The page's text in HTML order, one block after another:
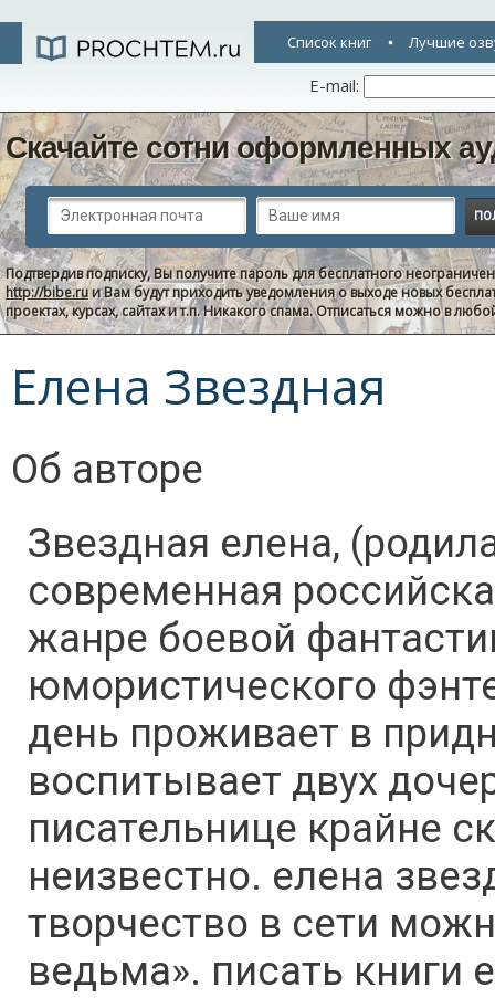
Список книг Лучшие
E-mail:
Скачайте сотни оформленных
Подтвердив подписку, Вы получите пароль для бесплатного
http://bibe.ruи Вам будут приходить уведомления о выходе новых
проектах, курсах, сайтах и т.п. Никакого спама. Отписаться можно в
Елена Звездная
Об авторе
Звездная елена,
современная
жанре боевой
юмористического
день проживает в
воспитывает двух
писательнице крайне
неизвестно. елена
творчество в сети
ведьма». писать книги